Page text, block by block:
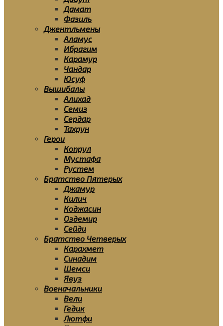
Дамат
Фазиль
Джентльмены
Аламус
Ибрагим
Карамур
Чандар
Юсуф
Вышибалы
Алихад
Семиз
Сердар
Тахрун
Герои
Копрул
Мустафа
Рустем
Братство Пятерых
Джамур
Килич
Коджасин
Оздемир
Сейди
Братство Четверых
Карахмет
Синадим
Шемси
Явуз
Военачальники
Вели
Гедик
Лютфи